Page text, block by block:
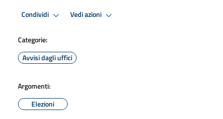
Condividi Vedi azioni
Categorie:
Avvisi dagli uffici
Argomenti:
Elezioni